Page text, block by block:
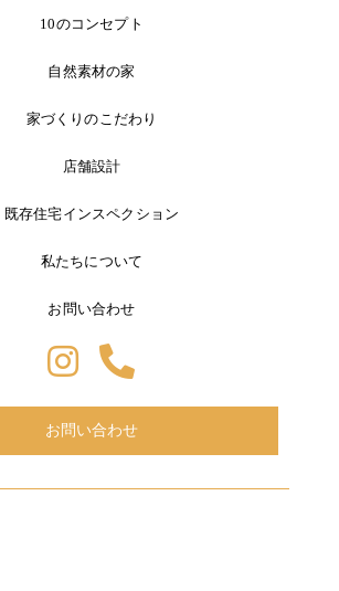
10のコンセプト
自然素材の家
家づくりのこだわり
店舗設計
既存住宅インスペクション
私たちについて
お問い合わせ
お問い合わせ